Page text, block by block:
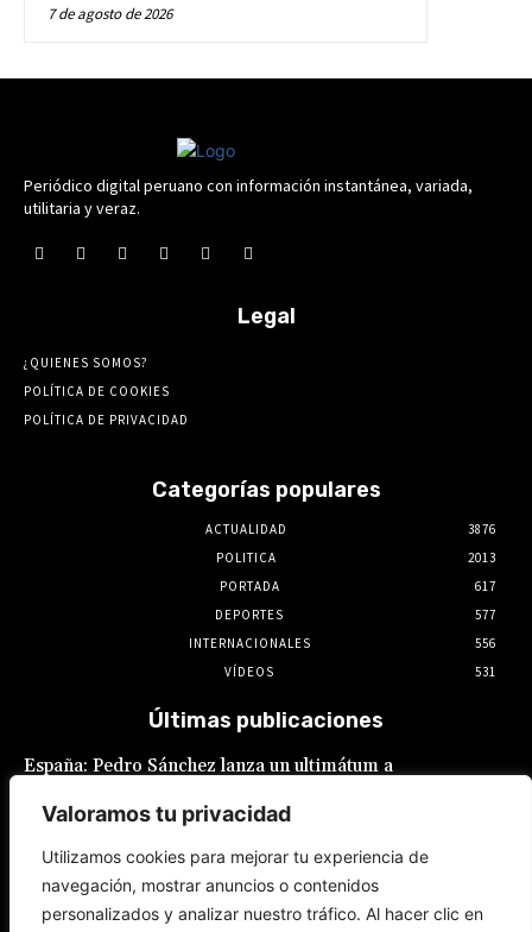
Valoramos tu privacidad
Utilizamos cookies para mejorar tu experiencia de
navegación, mostrar anuncios o contenidos
personalizados y analizar nuestro tráfico. Al hacer clic en
7 de agosto de 2026
Periódico digital peruano con información instantánea, variada,
utilitaria y veraz.
Legal
¿QUIENES SOMOS?
POLÍTICA DE COOKIES
POLÍTICA DE PRIVACIDAD
Categorías populares
ACTUALIDAD
3876
POLITICA
2013
PORTADA
617
DEPORTES
577
INTERNACIONALES
556
VÍDEOS
531
Últimas publicaciones
España: Pedro Sánchez lanza un ultimátum a
8 de agosto de 2026
JNE se lava las manos: adelanta que admitirá
postulaciones de alcaldes y gobernadores